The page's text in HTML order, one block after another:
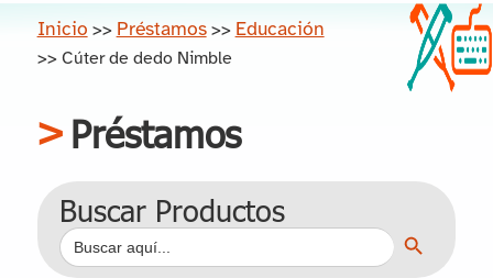
Inicio >> Préstamos >> Educación
>> Cúter de dedo Nimble
Préstamos
Buscar Productos
Buscar: